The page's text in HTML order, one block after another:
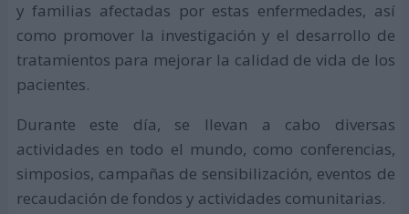
y familias afectadas por estas enfermedades, así
como promover la investigación y el desarrollo de
tratamientos para mejorar la calidad de vida de los
pacientes.
Durante este día, se llevan a cabo diversas
actividades en todo el mundo, como conferencias,
simposios, campañas de sensibilización, eventos de
recaudación de fondos y actividades comunitarias.